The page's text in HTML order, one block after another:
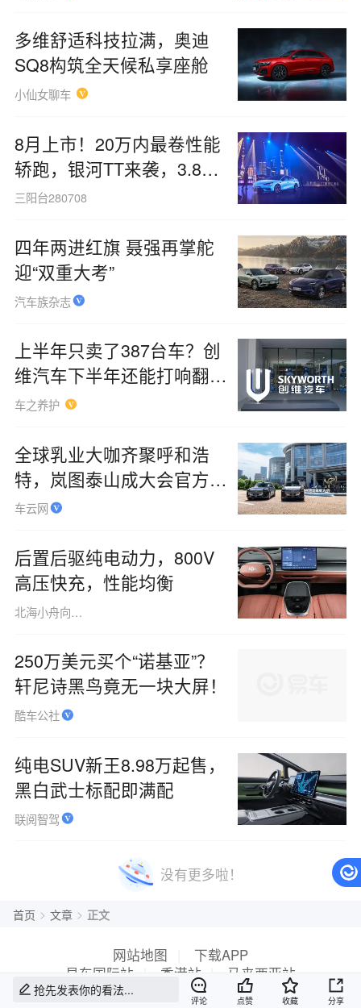
抢先发表你的看法...
评论 点赞 收藏 分享
多维舒适科技拉满，奥迪
SQ8构筑全天候私享座舱
小仙女聊车
8月上市！20万内最卷性能
轿跑，银河TT来袭，3.8秒
破百还带魔毯底盘
三阳台280708
四年两进红旗 聂强再掌舵
迎“双重大考”
汽车族杂志
上半年只卖了387台车？创
维汽车下半年还能打响翻身
仗吗
车之养护
全球乳业大咖齐聚呼和浩
特，岚图泰山成大会官方唯
一指定用车
车云网
后置后驱纯电动力，800V
高压快充，性能均衡
北海小舟向阳岛主
250万美元买个“诺基亚”？
轩尼诗黑鸟竟无一块大屏！
酷车公社
纯电SUV新王8.98万起售，
黑白武士标配即满配
联阅智驾
没有更多啦！
首页 > 文章 > 正文
网站地图
下载APP
易车国际站
香港站 马来西亚站